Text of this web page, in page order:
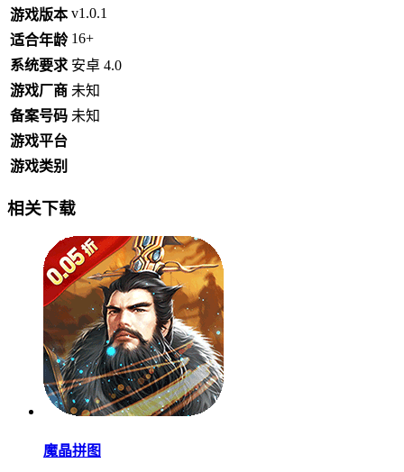
游戏版本 v1.0.1
适合年龄 16+
系统要求 安卓 4.0
游戏厂商 未知
备案号码 未知
游戏平台
游戏类别
相关下载
魔晶拼图